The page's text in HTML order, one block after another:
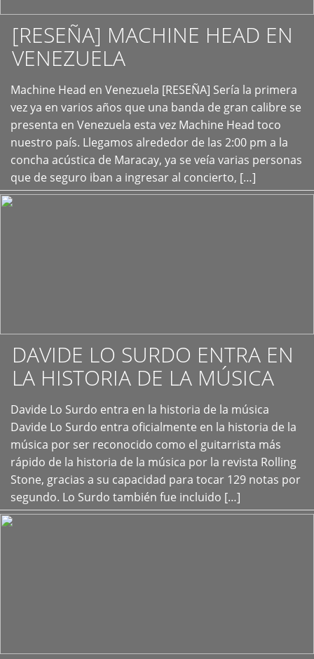
[RESEÑA] MACHINE HEAD EN
VENEZUELA
Machine Head en Venezuela [RESEÑA] Sería la primera
vez ya en varios años que una banda de gran calibre se
presenta en Venezuela esta vez Machine Head toco
nuestro país. Llegamos alrededor de las 2:00 pm a la
concha acústica de Maracay, ya se veía varias personas
que de seguro iban a ingresar al concierto, […]
+
DAVIDE LO SURDO ENTRA EN
LA HISTORIA DE LA MÚSICA
Davide Lo Surdo entra en la historia de la música
Davide Lo Surdo entra oficialmente en la historia de la
música por ser reconocido como el guitarrista más
rápido de la historia de la música por la revista Rolling
Stone, gracias a su capacidad para tocar 129 notas por
segundo. Lo Surdo también fue incluido […]
+